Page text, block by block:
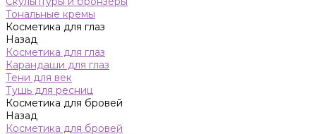
Тональные кремы
Косметика для глаз
Назад
Косметика для глаз
Карандаши для глаз
Тени для век
Тушь для ресниц
Косметика для бровей
Назад
Косметика для бровей